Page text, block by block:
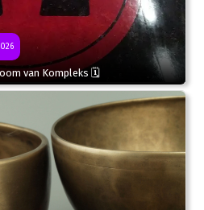
van Kompleks 🗓